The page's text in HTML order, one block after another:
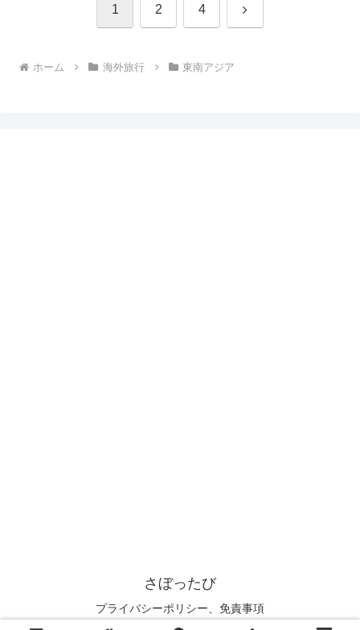
1 2 4 次
ホーム 海外旅行 東南アジア
さぼったび
プライバシーポリシー、免責事項